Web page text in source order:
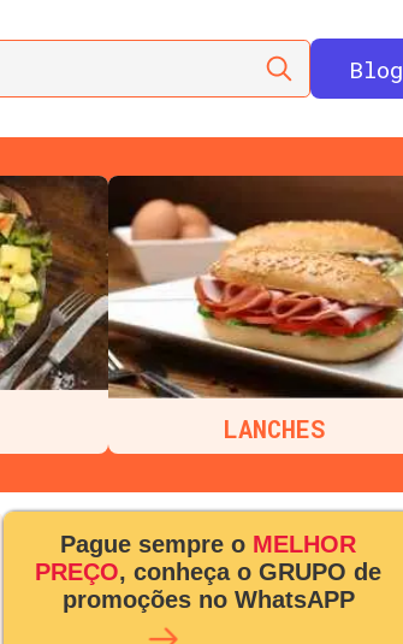
Blog
LANCHES
Pague sempre o MELHOR
PREÇO, conheça o GRUPO de
promoções no WhatsAPP